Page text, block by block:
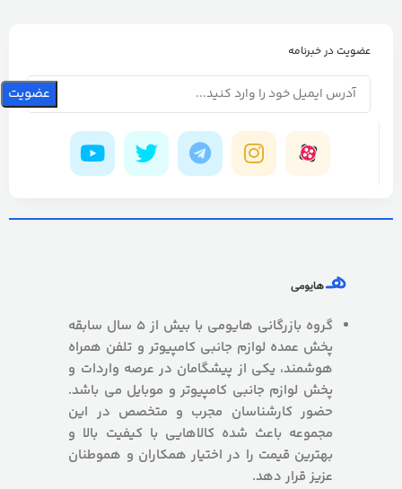
عضویت در خبرنامه
گروه بازرگانی هایومی با بیش از 5 سال سابقه
پخش عمده لوازم جانبی کامپیوتر و تلفن همراه
هوشمند، یکی از پیشگامان در عرصه واردات و
پخش لوازم جانبی کامپیوتر و موبایل می باشد.
حضور کارشناسان مجرب و متخصص در این
مجموعه باعث شده کالاهایی با کیفیت بالا و
بهترین قیمت را در اختیار همکاران و هموطنان
عزیز قرار دهد.